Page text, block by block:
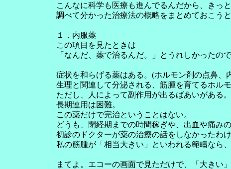
こんなに科学も医療も進んでるんだから、きっ
調べて分かった治療法の概略をまとめておこうと
１．内服薬
この項目を見たときは
「なんだ、薬で治るんだ。」とうれしかったので
症状を和らげる薬はある。(ホルモン剤の点鼻、
生理と関連して分泌される、筋腫を育てるホル
ただし、人によって副作用が出るばあいがある。
長期連用は困難。
この薬だけで完治ということはない。
どうも、閉経期までの時間稼ぎや、出血や痛み
初診のドクターが薬の治療の話をしなかったわ
私の筋腫が「相当大きい」といわれる範疇なら
まてよ。エコーの画面で見ただけで、「大きい